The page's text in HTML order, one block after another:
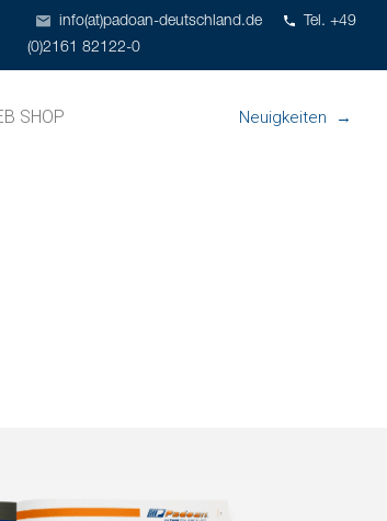
info(at)padoan-deutschland.de
Tel. +49
(0)2161 82122-0
SHOP Neuigkeiten